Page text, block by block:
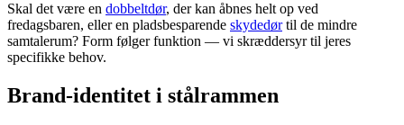
Skal det være en dobbeltdør, der kan åbnes helt op ved
fredagsbaren, eller en pladsbesparende skydedørtil de mindre
samtalerum? Form følger funktion — vi skræddersyr til jeres
specifikke behov.
Brand-identitet i stålrammen